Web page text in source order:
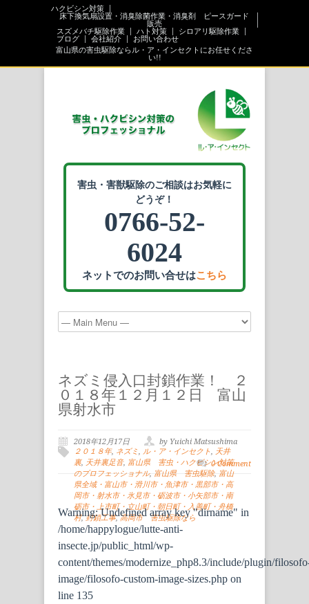
ハクビシン対策
床下換気扇設置・消臭除菌作業・消臭剤 ピースガード
販売
スズメバチ駆除作業
ハト対策
シロアリ駆除作業
ブログ
会社紹介
お問い合わせ
富山県の害虫駆除ならル・ア・インセクトにお任せくださ
い!!
害虫・害獣駆除のご相談はお気軽に
どうぞ！
0766-52-
6024
ネットでのお問い合せはこちら
ネズミ侵入口封鎖作業！ ２
０１８年１２月１２日 富山
県射水市
2018年12月17日
by Yuichi Matsushima
２０１８年, ネズミ, ル・ア・インセクト, 天井
裏, 天井裏足音, 富山県 害虫・ハクビシン対策
のプロフェッショナル, 富山県 害虫駆除, 富山
県全域・富山市・滑川市・魚津市・黒部市・高
岡市・射水市・氷見市・砺波市・小矢部市・南
砺市・上市町・立山町・朝日町・入善町・舟橋
村,封鎖工事,高岡市 害虫駆除なら
0 Comment
Warning: Undefined array key "dirname" in
/home/happylogue/lutte-anti-
insecte.jp/public_html/wp-
content/themes/modernize_php8.3/include/plugin/
image/filosofo-custom-image-sizes.php on
line 135